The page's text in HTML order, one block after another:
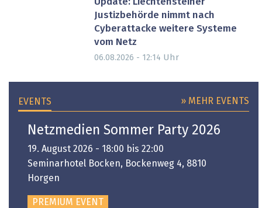
Update: Liechtensteiner
Justizbehörde nimmt nach
Cyberattacke weitere Systeme
vom Netz
06.08.2026 - 12:14 Uhr
EVENTS » MEHR EVENTS
Netzmedien Sommer Party 2026
19. August 2026 - 18:00 bis 22:00
Seminarhotel Bocken, Bockenweg 4, 8810
Horgen
PREMIUM EVENT